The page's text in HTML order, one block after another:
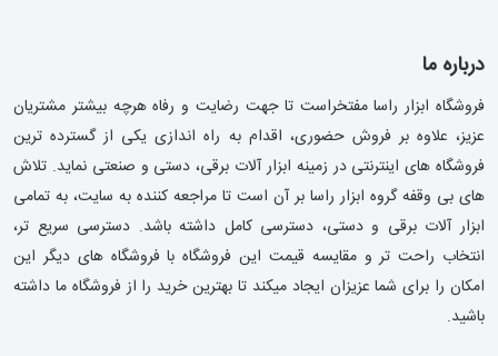
درباره ما
فروشگاه ابزار راسا مفتخراست تا جهت رضایت و رفاه هرچه بیشتر مشتریان
عزیز، علاوه بر فروش حضوری، اقدام به راه اندازی یکی از گسترده ترین
فروشگاه های اینترنتی در زمینه ابزار آلات برقی، دستی و صنعتی نماید. تلاش
های بی وقفه گروه ابزار راسا بر آن است تا مراجعه کننده به سایت، به تمامی
ابزار آلات برقی و دستی، دسترسی کامل داشته باشد. دسترسی سریع تر،
انتخاب راحت تر و مقایسه قیمت این فروشگاه با فروشگاه های دیگر این
امکان را برای شما عزیزان ایجاد میکند تا بهترین خرید را از فروشگاه ما داشته
باشید.